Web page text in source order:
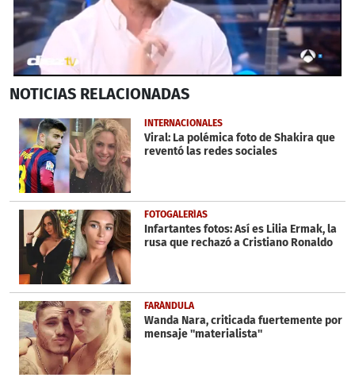
seconds
1
minute,
52
seconds
NOTICIAS RELACIONADAS
INTERNACIONALES
Viral: La polémica foto de Shakira que
reventó las redes sociales
FOTOGALERÍAS
Infartantes fotos: Así es Lilia Ermak, la
rusa que rechazó a Cristiano Ronaldo
FARÁNDULA
Wanda Nara, criticada fuertemente por
mensaje ''materialista''